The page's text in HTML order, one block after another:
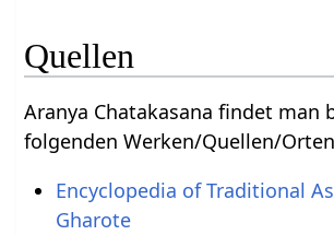
Quellen
Aranya Chatakasana findet man
folgenden Werken/Quellen/
Encyclopedia of Traditional
Gharote